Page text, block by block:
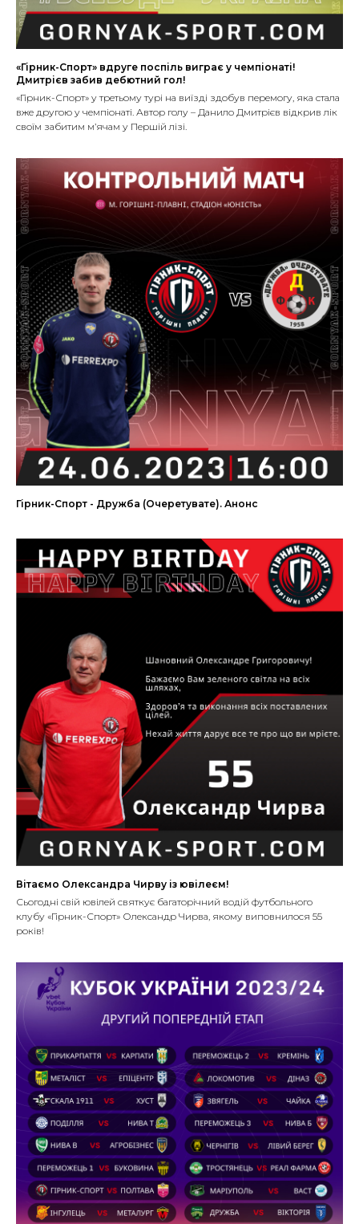
«Гірник-Спорт» вдруге поспіль виграє у чемпіонаті!
Дмитрієв забив дебютний гол!
«Гірник-Спорт» у третьому турі на виїзді здобув перемогу, яка стала
вже другою у чемпіонаті. Автор голу – Данило Дмитрієв відкрив лік
своїм забитим м’ячам у Першій лізі.
Гірник-Спорт - Дружба (Очеретувате). Анонс
Вітаємо Олександра Чирву із ювілеєм!
Сьогодні свій ювілей святкує багаторічний водій футбольного
клубу «Гірник-Спорт» Олександр Чирва, якому виповнилося 55
років!